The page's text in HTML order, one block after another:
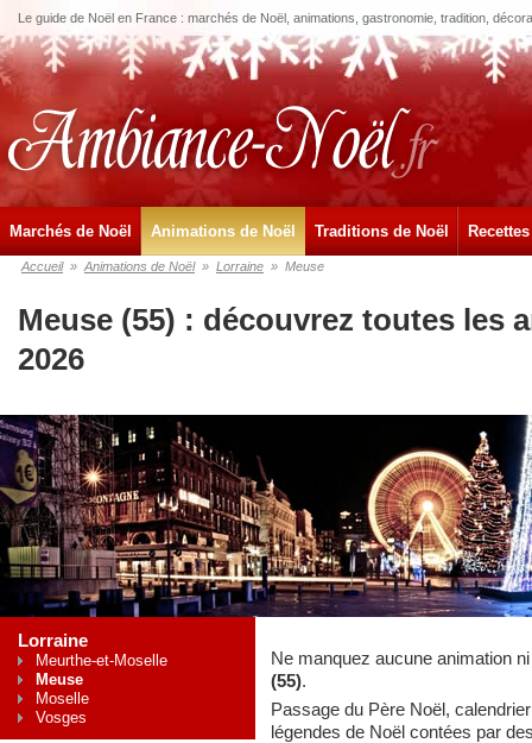
Le guide de Noël en France : marchés de Noël, animations, gastronomie, tradition,
Marchés de Noël Animations de Noël Traditions de Noël
Accueil » Animations de Noël » Lorraine » Meuse
Meuse (55) : découvrez toutes les
2026
Lorraine
Meurthe-et-Moselle
Meuse
Moselle
Vosges
Ne manquez aucune animation
(55).
Passage du Père Noël,
légendes de Noël contées par